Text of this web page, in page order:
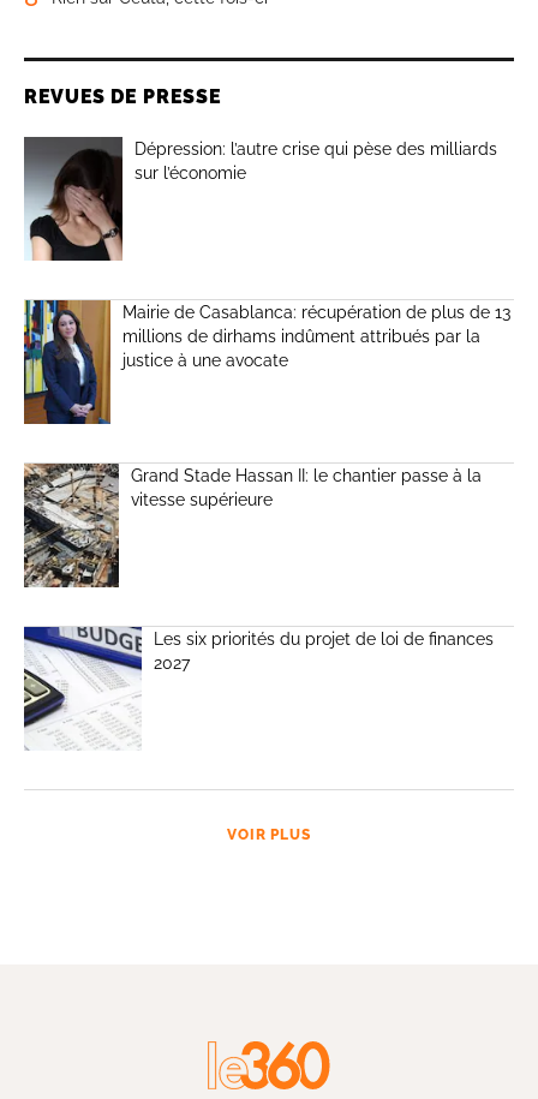
REVUES DE PRESSE
Dépression: l’autre crise qui pèse des milliards
sur l’économie
Mairie de Casablanca: récupération de plus de 13
millions de dirhams indûment attribués par la
justice à une avocate
Grand Stade Hassan II: le chantier passe à la
vitesse supérieure
Les six priorités du projet de loi de finances
2027
VOIR PLUS